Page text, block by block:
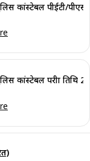
मंजूरी, जिला-वार पद
कांस्टेबल पीईटी/
देखें
कांस्टेबल परीक्षा तिथि